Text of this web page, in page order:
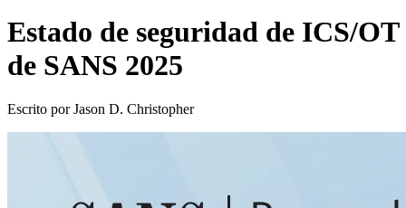
Estado de seguridad de ICS/OT
de SANS 2025
Escrito por Jason D. Christopher